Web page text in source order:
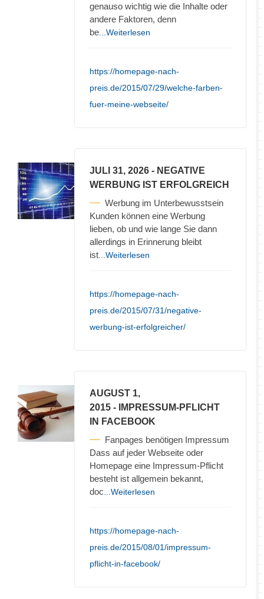
genauso wichtig wie die Inhalte oder
andere Faktoren, denn
be ...Weiterlesen
https://homepage-nach-
preis.de/2015/07/29/welche-farben-
fuer-meine-webseite/
JULI 31, 2026 - NEGATIVE
WERBUNG IST ERFOLGREICH
Werbung im Unterbewusstsein
Kunden können eine Werbung
lieben, ob und wie lange Sie dann
allerdings in Erinnerung bleibt
ist ...Weiterlesen
https://homepage-nach-
preis.de/2015/07/31/negative-
werbung-ist-erfolgreicher/
AUGUST 1,
2015 - IMPRESSUM-PFLICHT
IN FACEBOOK
Fanpages benötigen Impressum
Dass auf jeder Webseite oder
Homepage eine Impressum-Pflicht
besteht ist allgemein bekannt,
doc ...Weiterlesen
https://homepage-nach-
preis.de/2015/08/01/impressum-
pflicht-in-facebook/